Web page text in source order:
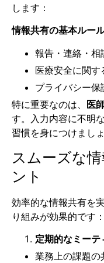
します：
情報共有の基本ルー
報告・連絡・相
医療安全に関す
プライバシー保
特に重要なのは、 医
す。入力内容に不明
習慣を身につけましょ
スムーズな
ント
効率的な情報共有を
り組みが効果的です：
定期的なミーテ
業務上の課題の